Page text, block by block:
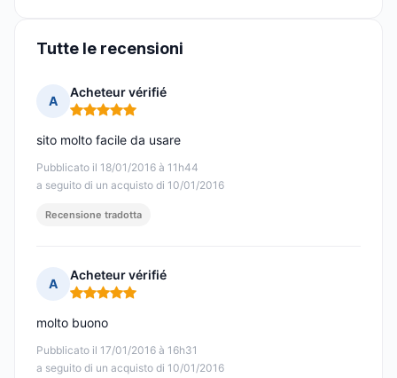
Tutte le recensioni
A
Acheteur vérifié
Nota: 5 su 5
Pubblicato il 18/01/2016 à 11h44
a seguito di un acquisto di 10/01/2016
sito molto facile da usare
Recensione tradotta
A
Acheteur vérifié
Nota: 5 su 5
Pubblicato il 17/01/2016 à 16h31
a seguito di un acquisto di 10/01/2016
molto buono